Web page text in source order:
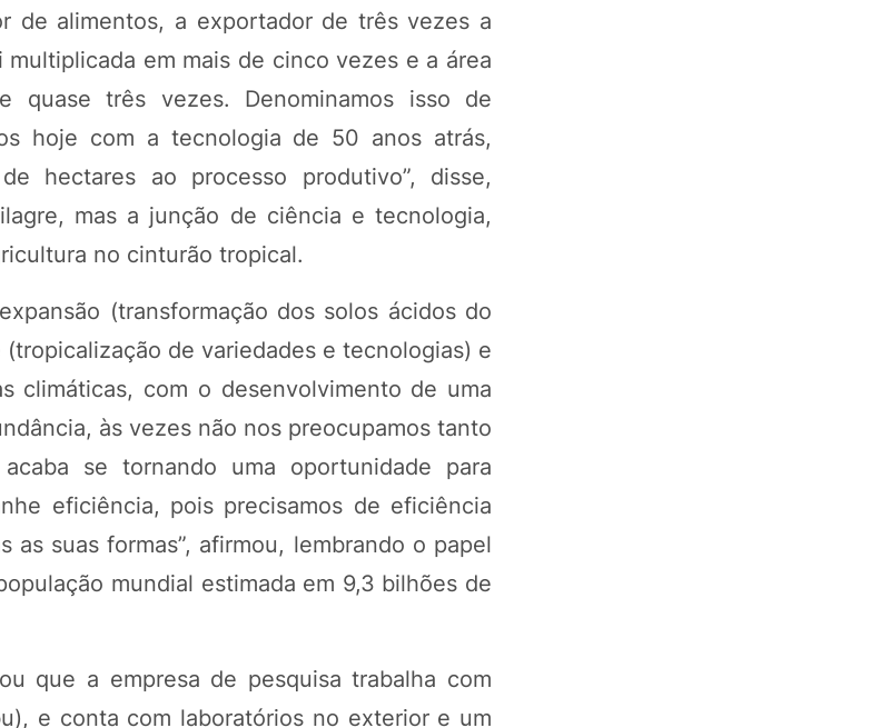
de alimentos, a exportador de três vezes a
em mais de cinco vezes e a área
três vezes. Denominamos isso de
hoje com a tecnologia de 50 anos atrás,
hectares ao processo produtivo”, disse,
mas a junção de ciência e tecnologia,
no cinturão tropical.
(transformação dos solos ácidos do
de variedades e tecnologias) e
climáticas, com o desenvolvimento de uma
às vezes não nos preocupamos tanto
se tornando uma oportunidade para
eficiência, pois precisamos de eficiência
suas formas”, afirmou, lembrando o papel
mundial estimada em 9,3 bilhões de
que a empresa de pesquisa trabalha com
e conta com laboratórios no exterior e um